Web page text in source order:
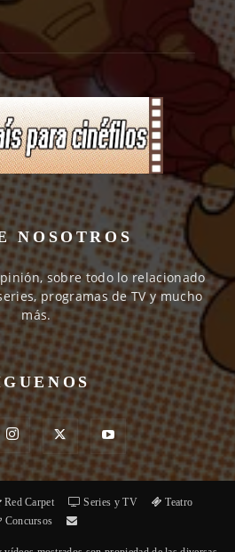
NOSOTROS
sobre todo lo relacionado
programas de TV y mucho
más.
Red Carpet Series y TV
Teatro
Concursos